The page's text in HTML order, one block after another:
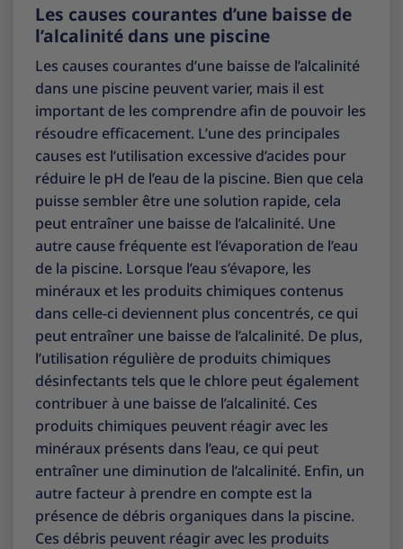
Les causes courantes d’une baisse de
l’alcalinité dans une piscine
Les causes courantes d’une baisse de l’alcalinité
dans une piscine peuvent varier, mais il est
important de les comprendre afin de pouvoir les
résoudre efficacement. L’une des principales
causes est l’utilisation excessive d’acides pour
réduire le pH de l’eau de la piscine. Bien que cela
puisse sembler être une solution rapide, cela
peut entraîner une baisse de l’alcalinité. Une
autre cause fréquente est l’évaporation de l’eau
de la piscine. Lorsque l’eau s’évapore, les
minéraux et les produits chimiques contenus
dans celle-ci deviennent plus concentrés, ce qui
peut entraîner une baisse de l’alcalinité. De plus,
l’utilisation régulière de produits chimiques
désinfectants tels que le chlore peut également
contribuer à une baisse de l’alcalinité. Ces
produits chimiques peuvent réagir avec les
minéraux présents dans l’eau, ce qui peut
entraîner une diminution de l’alcalinité. Enfin, un
autre facteur à prendre en compte est la
présence de débris organiques dans la piscine.
Ces débris peuvent réagir avec les produits